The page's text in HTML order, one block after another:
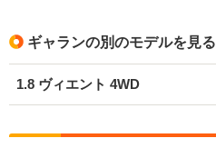
ギャランの別のモデルを見る
1.8 ヴィエント 4WD